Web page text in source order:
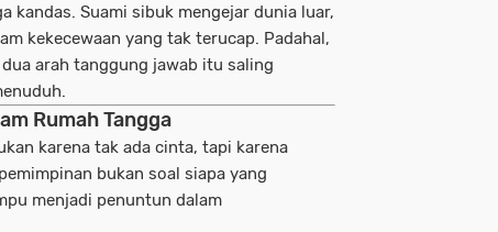
kandas. Suami sibuk mengejar dunia luar,
kekecewaan yang tak terucap. Padahal,
arah tanggung jawab itu saling
Rumah Tangga
karena tak ada cinta, tapi karena
bukan soal siapa yang
menjadi penuntun dalam